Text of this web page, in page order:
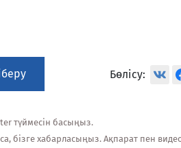
Бөлісу:
түймесін басыңыз.
бізге хабарласыңыз. Ақпарат пен